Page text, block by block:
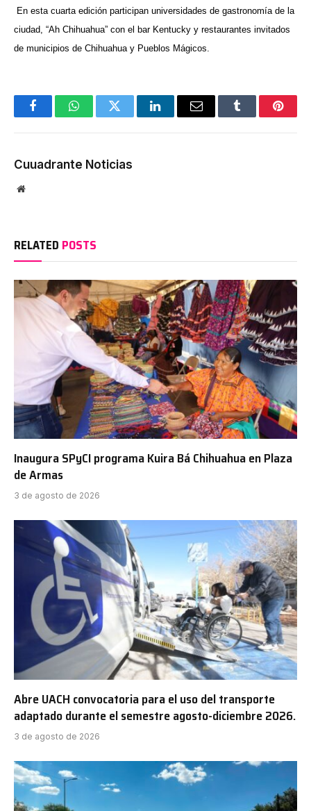
En esta cuarta edición participan universidades de gastronomía de la
ciudad, “Ah Chihuahua” con el bar Kentucky y restaurantes invitados
de municipios de Chihuahua y Pueblos Mágicos.
FacebookWhatsAppTwitter LinkedInEmail Tumblr
Cuuadrante Noticias
Website
RELATED POSTS
Inaugura SPyCI programa Kuira Bá Chihuahua en Plaza
de Armas
3 de agosto de 2026
Abre UACH convocatoria para el uso del transporte
adaptado durante el semestre agosto-diciembre 2026.
3 de agosto de 2026